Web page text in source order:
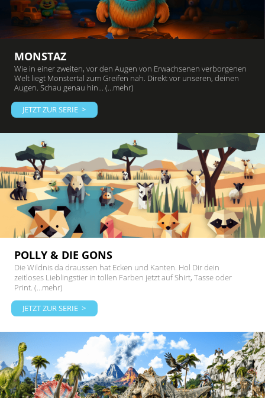
MONSTAZ
Wie in einer zweiten, vor den Augen von Erwachsenen verborgenen
Welt liegt Monstertal zum Greifen nah. Direkt vor unseren, deinen
Augen. Schau genau hin... (...mehr)
JETZT ZUR SERIE >
POLLY & DIE GONS
Die Wildnis da draussen hat Ecken und Kanten. Hol Dir dein
zeitloses Lieblingstier in tollen Farben jetzt auf Shirt, Tasse oder
Print. (...mehr)
JETZT ZUR SERIE >